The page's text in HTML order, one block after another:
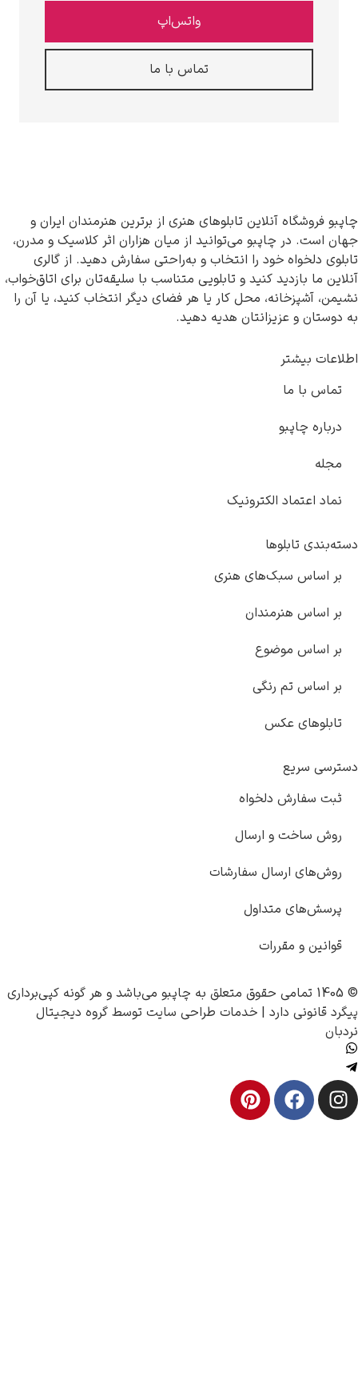
تماس با ما
آنلاین تابلوهای هنری از برترین هنرمندان ایران و
در چاپبو می‌توانید از میان هزاران اثر کلاسیک و مدرن،
خود را انتخاب و به‌راحتی سفارش دهید. از گالری
بازدید کنید و تابلویی متناسب با سلیقه‌تان برای اتاق‌خواب،
محل کار یا هر فضای دیگر انتخاب کنید، یا آن را
و عزیزانتان هدیه دهید.
ما
چاپبو
الکترونیک
تابلوها
سبک‌های هنری
هنرمندان
موضوع
تم رنگی
عکس
دلخواه
و ارسال
ارسال سفارشات
متداول
و مقررات
چاپبو می‌باشد و هر گونه کپی‌برداری
دارد |خدمات طراحی سایتتوسطگروه دیجیتال